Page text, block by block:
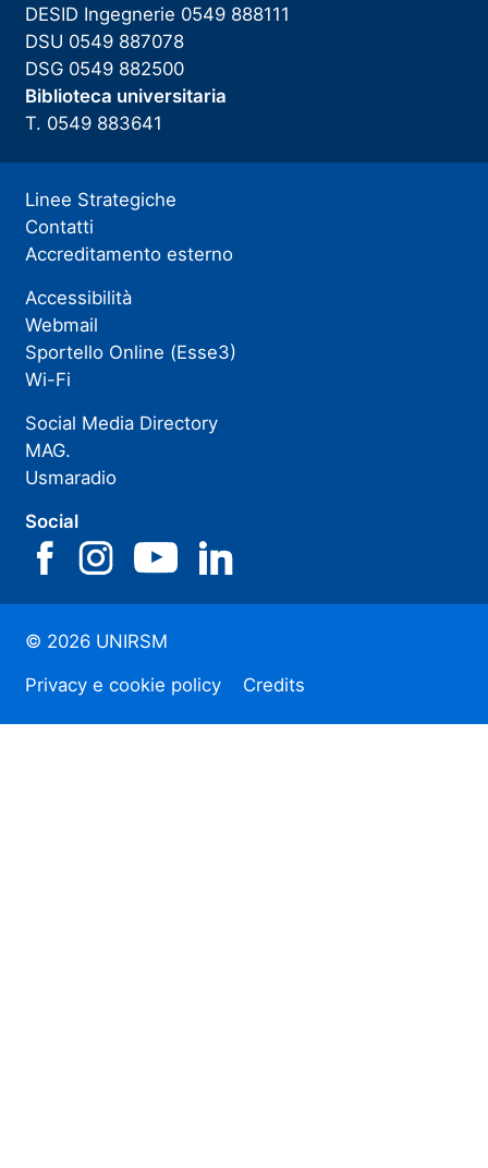
DESID Ingegnerie 0549 888111
DSU 0549 887078
DSG 0549 882500
Biblioteca universitaria
T. 0549 883641
Linee Strategiche
Contatti
Accreditamento esterno
Accessibilità
Webmail
Sportello Online (Esse3)
Wi-Fi
Social Media Directory
MAG.
Usmaradio
Social
© 2026 UNIRSM
Privacy e cookie policy
Credits